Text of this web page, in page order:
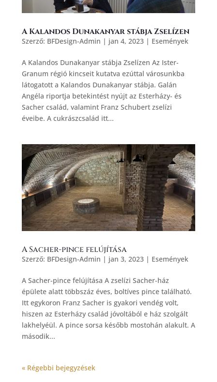
A Kalandos Dunakanyar stábja Zselízen
Szerző: BFDesign-Admin | jan 4, 2023| Események
A Kalandos Dunakanyar stábja Zselízen Az Ister-
Granum régió kincseit kutatva ezúttal városunkba
látogatott a Kalandos Dunakanyar stábja. Galán
Angéla riportja betekintést nyújt az Esterházy- és
Sacher család, valamint Franz Schubert zselízi
éveibe. A cukrászcsalád itt...
A Sacher-pince felújítása
Szerző: BFDesign-Admin | jan 3, 2023| Események
A Sacher-pince felújítása A zselízi Sacher-ház
épülete alatt többszáz éves, boltíves pince található.
Itt egykoron Franz Sacher is gyakori vendég volt,
hiszen az Esterházy család jóvoltából e ház szolgált
lakhelyéül. A pince sorsa később mostohán alakult. A
második...
« Régebbi bejegyzések